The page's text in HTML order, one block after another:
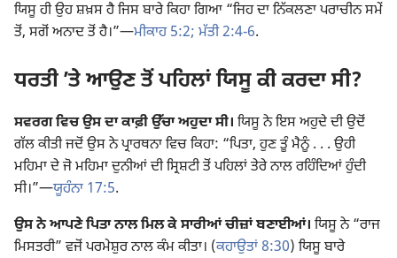
ਯਿਸੂ ਹੀ ਉਹ ਸ਼ਖ਼ਸ ਹੈ ਜਿਸ ਬਾਰੇ ਕਿਹਾ ਗਿਆ “ਜਿਹ ਦਾ ਨਿੱਕਲਣਾ ਪਰਾਚੀਨ ਸਮੇਂ
ਤੋਂ, ਸਗੋਂ ਅਨਾਦ ਤੋਂ ਹੈ।”—ਮੀਕਾਹ 5:2; ਮੱਤੀ 2:4-6.
ਧਰਤੀ ʼਤੇ ਆਉਣ ਤੋਂ ਪਹਿਲਾਂ ਯਿਸੂ ਕੀ ਕਰਦਾ ਸੀ?
ਸਵਰਗ ਵਿਚ ਉਸ ਦਾ ਕਾਫ਼ੀ ਉੱਚਾ ਅਹੁਦਾ ਸੀ।ਯਿਸੂ ਨੇ ਇਸ ਅਹੁਦੇ ਦੀ ਉਦੋਂ
ਗੱਲ ਕੀਤੀ ਜਦੋਂ ਉਸ ਨੇ ਪ੍ਰਾਰਥਨਾ ਵਿਚ ਕਿਹਾ: “ਪਿਤਾ, ਹੁਣ ਤੂੰ ਮੈਨੂੰ . . . ਉਹੀ
ਮਹਿਮਾ ਦੇ ਜੋ ਮਹਿਮਾ ਦੁਨੀਆਂ ਦੀ ਸ੍ਰਿਸ਼ਟੀ ਤੋਂ ਪਹਿਲਾਂ ਤੇਰੇ ਨਾਲ ਰਹਿੰਦਿਆਂ ਹੁੰਦੀ
ਸੀ।”—ਯੂਹੰਨਾ 17:5.
ਉਸ ਨੇ ਆਪਣੇ ਪਿਤਾ ਨਾਲ ਮਿਲ ਕੇ ਸਾਰੀਆਂ ਚੀਜ਼ਾਂ ਬਣਾਈਆਂ।ਯਿਸੂ ਨੇ “ਰਾਜ
ਮਿਸਤਰੀ” ਵਜੋਂ ਪਰਮੇਸ਼ੁਰ ਨਾਲ ਕੰਮ ਕੀਤਾ। (ਕਹਾਉਤਾਂ 8:30) ਯਿਸੂ ਬਾਰੇ